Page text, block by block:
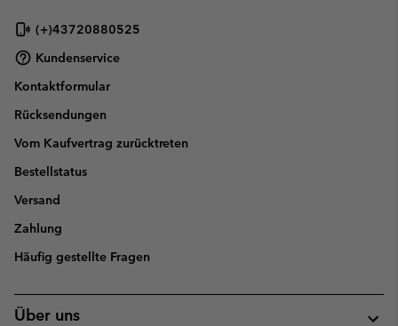
(+)43720880525
Kundenservice
Kontaktformular
Rücksendungen
Vom Kaufvertrag zurücktreten
Bestellstatus
Versand
Zahlung
Häufig gestellte Fragen
Über uns